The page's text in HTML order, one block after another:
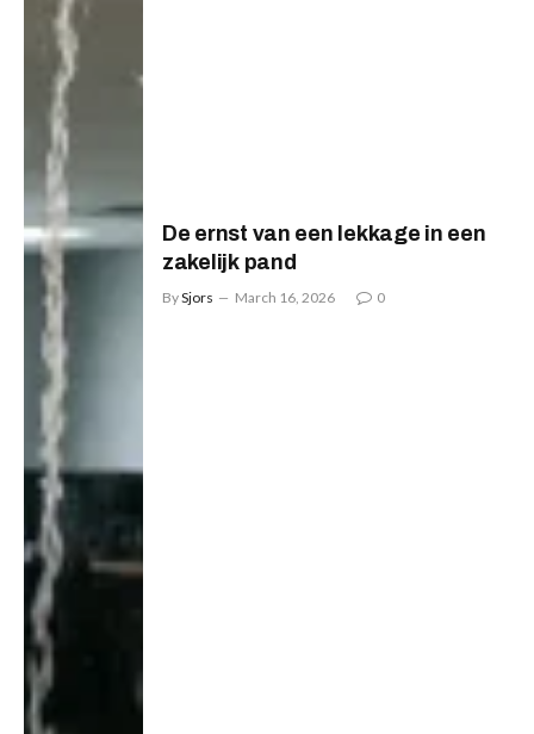
De ernst van een lekkage in een
zakelijk pand
BySjors March 16, 2026 0